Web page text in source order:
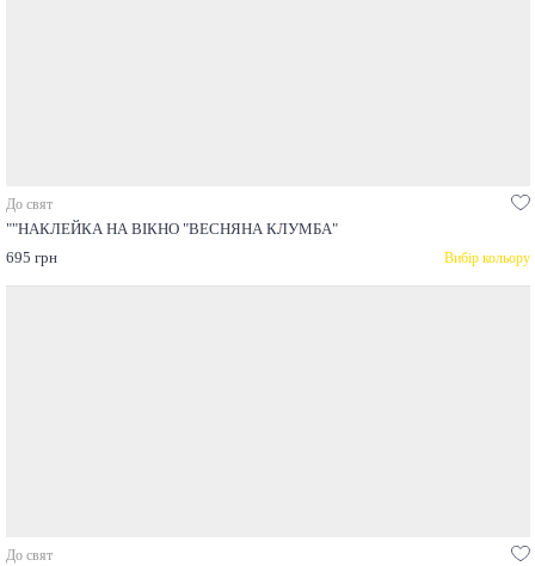
До свят
""НАКЛЕЙКА НА ВІКНО "ВЕСНЯНА КЛУМБА"
695 грн
Вибір кольору
До свят